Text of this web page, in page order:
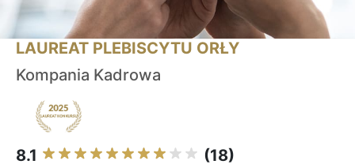
LAUREAT PLEBISCYTU ORŁY
Kompania Kadrowa
8.1 (18)